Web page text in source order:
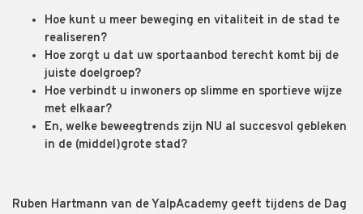
Hoe kunt u meer beweging en vitaliteit in de stad te
realiseren?
Hoe zorgt u dat uw sportaanbod terecht komt bij de
juiste doelgroep?
Hoe verbindt u inwoners op slimme en sportieve wijze
met elkaar?
En, welke beweegtrends zijn NU al succesvol gebleken
in de (middel)grote stad?
Ruben Hartmann van de YalpAcademy geeft tijdens de Dag